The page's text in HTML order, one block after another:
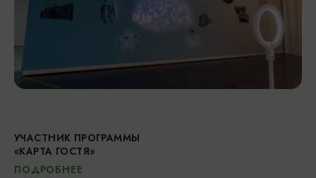
УЧАСТНИК ПРОГРАММЫ
«КАРТА ГОСТЯ»
ПОДРОБНЕЕ